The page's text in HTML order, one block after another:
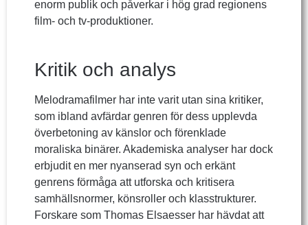
enorm publik och påverkar i hög grad regionens
film- och tv-produktioner.
Kritik och analys
Melodramafilmer har inte varit utan sina kritiker,
som ibland avfärdar genren för dess upplevda
överbetoning av känslor och förenklade
moraliska binärer. Akademiska analyser har dock
erbjudit en mer nyanserad syn och erkänt
genrens förmåga att utforska och kritisera
samhällsnormer, könsroller och klasstrukturer.
Forskare som Thomas Elsaesser har hävdat att